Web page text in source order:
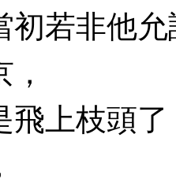
初若非他
飛上枝頭